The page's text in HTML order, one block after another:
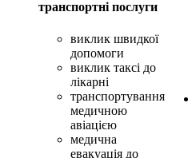
транспортні послуги
виклик швидкої
допомоги
виклик таксі до
лікарні
транспортування
медичною
авіацією
медична
евакуація до